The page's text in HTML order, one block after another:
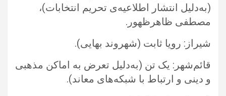
(به‌دلیل انتشار ‏اطلاعیه‌ی تحریم انتخابات)،
مصطفی ظاهرظهور.‏
شیراز: رویا ثابت (شهروند بهایی).‏
قائم‌شهر: یک تن (به‌دلیل تعرض به اماکن مذهبی
و دینی و ارتباط با شبکه‌های معاند).‏